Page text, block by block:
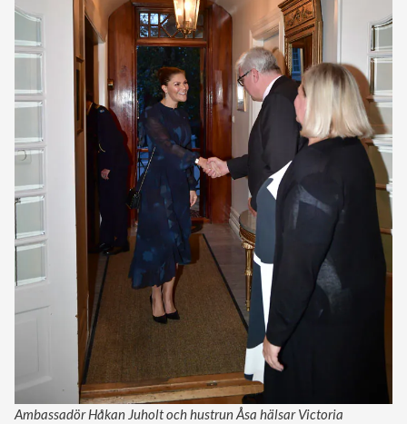
Ambassadör Håkan Juholt och hustrun Åsa hälsar Victoria